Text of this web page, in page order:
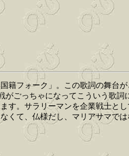
籍フォーク」。この歌詞の舞台
ごっちゃになってこういう歌詞
す。サラリーマンを企業戦士と
くて、仏様だし、マリアサマで